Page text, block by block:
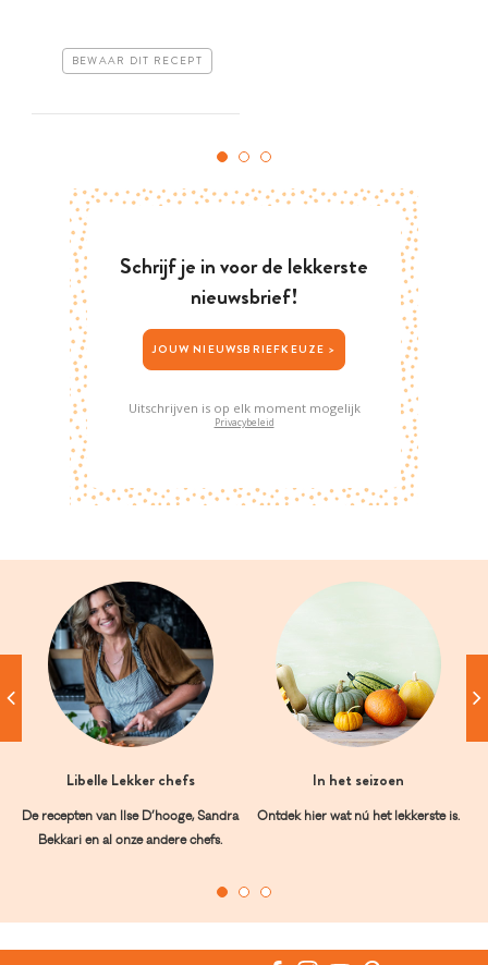
BEWAAR DIT RECEPT
Schrijf je in voor de lekkerste
nieuwsbrief!
JOUW NIEUWSBRIEFKEUZE >
Uitschrijven is op elk moment mogelijk
Privacybeleid
Libelle Lekker chefs
De recepten van Ilse D’hooge, Sandra
Bekkari en al onze andere chefs.
In het seizoen
Ontdek hier wat nú het lekkerste is.